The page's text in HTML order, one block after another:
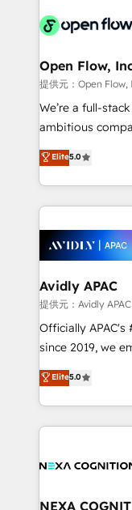
things are
integrated
and Amsterdam. Elixir is a first mover and leader
when it comes to
acumen,
integrate
MicroSoft, custom solutions,...
Retail
HubSpot CMS
Open Flow,
提供元：Open Flow,
We’re a full-
ambitious
upgrading and
generating aspect of
HubSpot Elite
nerds who can
experience. Working hand-in-hand with your team,
we’ll assemble a
traffic, generates
revenue goals. We've worked with thousands of
HubSpot
too! Clients come to us for: Advanced CRM solutions
HubSpot Data
to HubSpot New
Elite5.0
Avidly APAC
提供元：Avidly APAC
Officially
since 2019, we empower businesses in Australia,
New Zealand,
potential through
implementation. And we deliver best practice across
the whole
all businesses,
the world. Our human approach to digital
Elite5.0
NEXA